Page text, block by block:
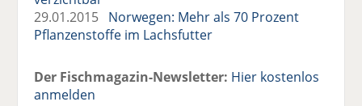
29.01.2015 Norwegen: Mehr als 70 Prozent
Pflanzenstoffe im Lachsfutter
Der Fischmagazin-Newsletter: Hier kostenlos
anmelden